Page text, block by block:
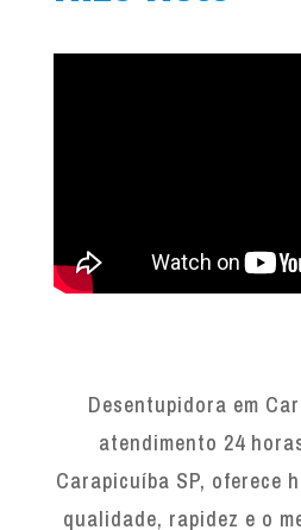
Desentupidora em
atendimento 24
Carapicuíba SP, oferece
qualidade, rapidez e o